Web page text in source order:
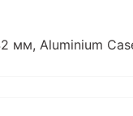
мм, Aluminium